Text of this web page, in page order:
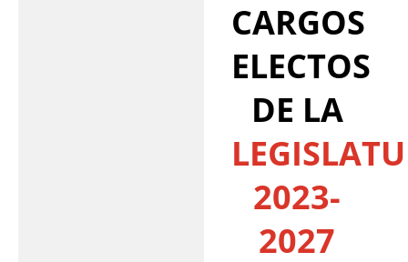
CARGOS
ELECTOS
DE LA
2023-
2027